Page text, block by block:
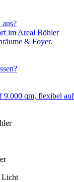
& Foyer.
9.000 qm, flexibel
Licht